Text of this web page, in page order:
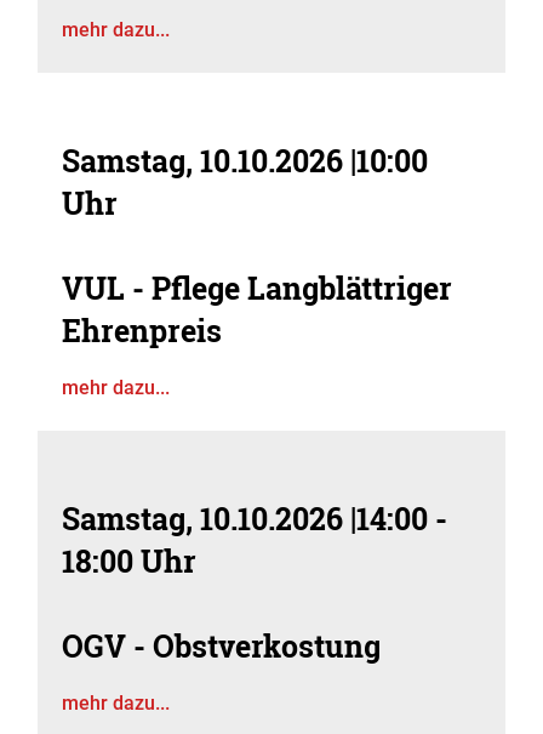
mehr dazu...
Samstag, 10.10.2026 |10:00
Uhr
VUL - Pflege Langblättriger
Ehrenpreis
mehr dazu...
Samstag, 10.10.2026 |14:00 -
18:00 Uhr
OGV - Obstverkostung
mehr dazu...